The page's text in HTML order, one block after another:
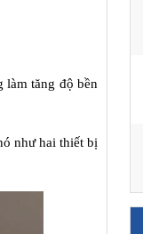
làm tăng độ bền
như hai thiết bị